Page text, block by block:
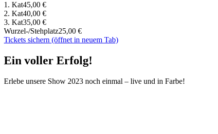
1. Kat45,00 €
2. Kat40,00 €
3. Kat35,00 €
Wurzel-/Stehplatz25,00 €
Tickets sichern (öffnet in neuem Tab)
Ein voller Erfolg!
Erlebe unsere Show 2023 noch einmal – live und in Farbe!